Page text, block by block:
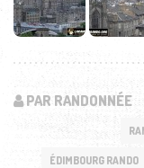
PAR RANDONNÉE
ÉDIMBOURG RANDO